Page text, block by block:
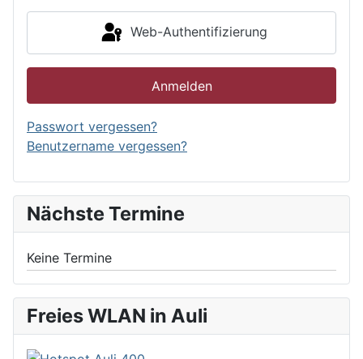
Web-Authentifizierung
Anmelden
Passwort vergessen?
Benutzername vergessen?
Nächste Termine
Keine Termine
Freies WLAN in Auli